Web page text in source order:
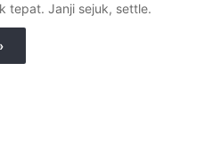
tepat. Janji sejuk, settle.